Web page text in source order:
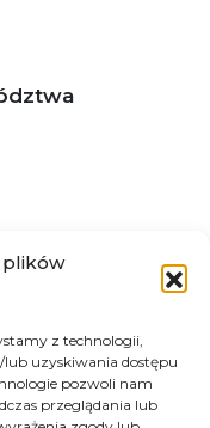
plików
z technologii,
uzyskiwania dostępu
pozwoli nam
przeglądania lub
14